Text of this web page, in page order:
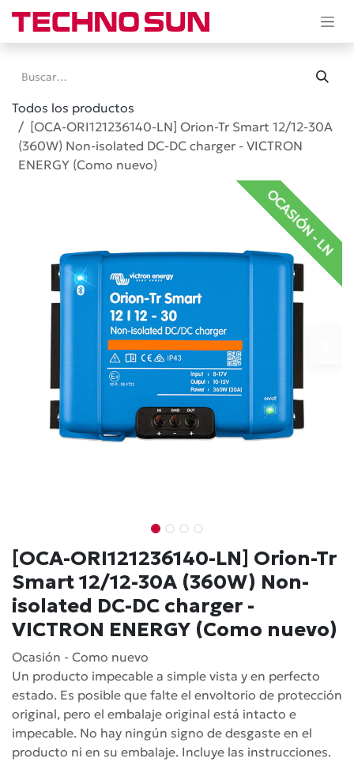
Ir al contenido
Todos los productos
[OCA-ORI121236140-LN] Orion-Tr Smart 12/12-30A
(360W) Non-isolated DC-DC charger - VICTRON
ENERGY (Como nuevo)
OCASIÓN - LN
[OCA-ORI121236140-LN] Orion-Tr
Smart 12/12-30A (360W) Non-
isolated DC-DC charger -
VICTRON ENERGY (Como nuevo)
Ocasión - Como nuevo
Un producto impecable a simple vista y en perfecto
estado. Es posible que falte el envoltorio de protección
original, pero el embalaje original está intacto e
impecable. No hay ningún signo de desgaste en el
producto ni en su embalaje. Incluye las instrucciones.